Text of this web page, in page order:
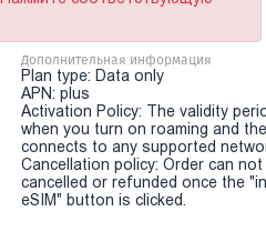
Дополнительная информация
Plan type: Data only
APN: plus
Activation Policy: The validity
when you turn on roaming and
connects to any supported
Cancellation policy: Order can not
cancelled or refunded once the
eSIM" button is clicked.